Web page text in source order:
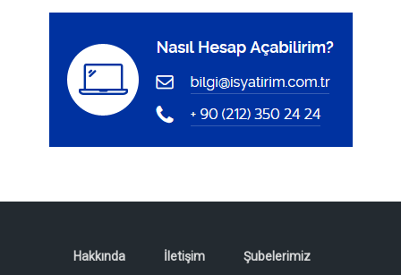
Hakkında İletişim
Şubelerimiz